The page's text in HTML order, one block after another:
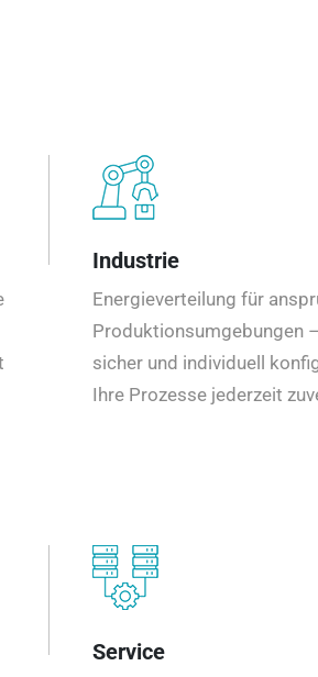
Industrie
Energieverteilung für
Produktionsumgebungen
sicher und individuell
Ihre Prozesse jederzeit
Service